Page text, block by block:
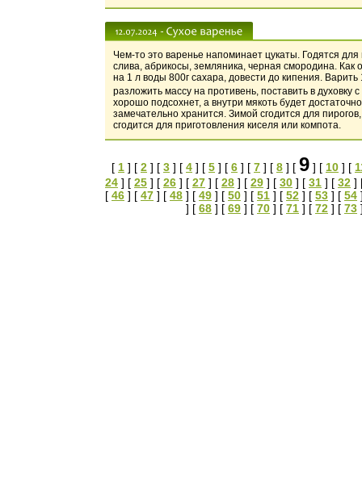
Чем-то это варенье напоминает цукаты. Годятся
слива, абрикосы, земляника, черная смородина. Как
на 1 л воды 800г сахара, довести до кипения.
разложить массу на противень, поставить в духовку
хорошо подсохнет, а внутри мякоть будет
замечательно хранится. Зимой сгодится для
сгодится для приготовления киселя или компота.
[ 1 ] [ 2 ] [ 3 ] [ 4 ] [ 5 ] [ 6 ] [ 7 ] [ 8 ] [ 9 ] [ 10 ] [
24 ] [ 25 ] [ 26 ] [ 27 ] [ 28 ] [ 29 ] [ 30 ] [ 31 ] [ 32 ]
[ 46 ] [ 47 ] [ 48 ] [ 49 ] [ 50 ] [ 51 ] [ 52 ] [ 53 ] [ 54
] [ 68 ] [ 69 ] [ 70 ] [ 71 ] [ 72 ] [ 73